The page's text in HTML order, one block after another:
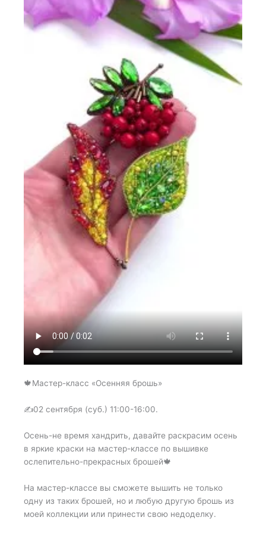
🍁Мастер-класс «Осенняя брошь»
✍️02 сентября (суб.) 11:00-16:00.
Осень-не время хандрить, давайте раскрасим осень
в яркие краски на мастер-классе по вышивке
ослепительно-прекрасных брошей🍁
На мастер-классе вы сможете вышить не только
одну из таких брошей, но и любую другую брошь из
моей коллекции или принести свою недоделку.